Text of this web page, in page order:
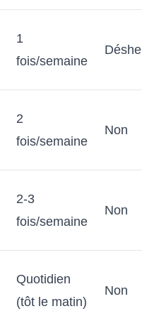
1
fois/semaine
2
fois/semaine
Non
2-3
fois/semaine
Non
Quotidien
(tôt le matin)
Non